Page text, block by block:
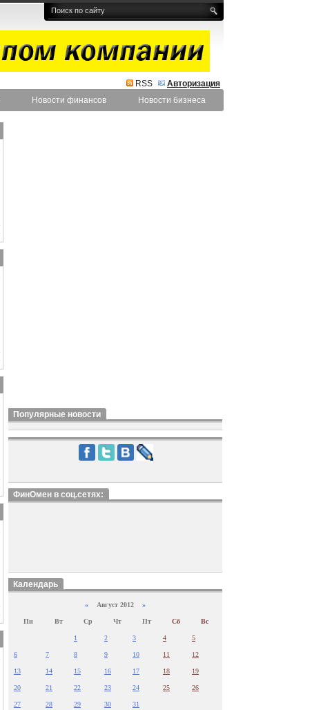
RSS
Авторизация
Новости финансов Новости бизнеса
Популярные новости
ФинОмен в соц.сетях:
Календарь
« Август 2012 »
Пн Вт Ср Чт Пт Сб Вс
1 2 3 4 5
6 7 8 9 10 11 12
13 14 15 16 17 18 19
20 21 22 23 24 25 26
27 28 29 30 31